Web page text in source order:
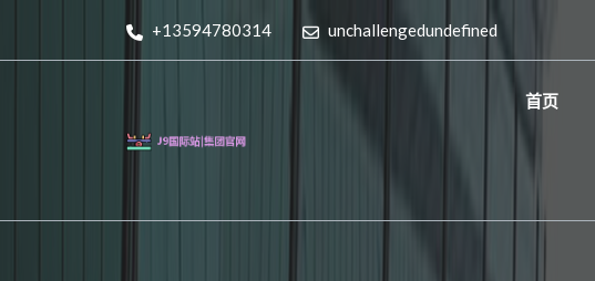
+13594780314 unchallengedundefined
首页